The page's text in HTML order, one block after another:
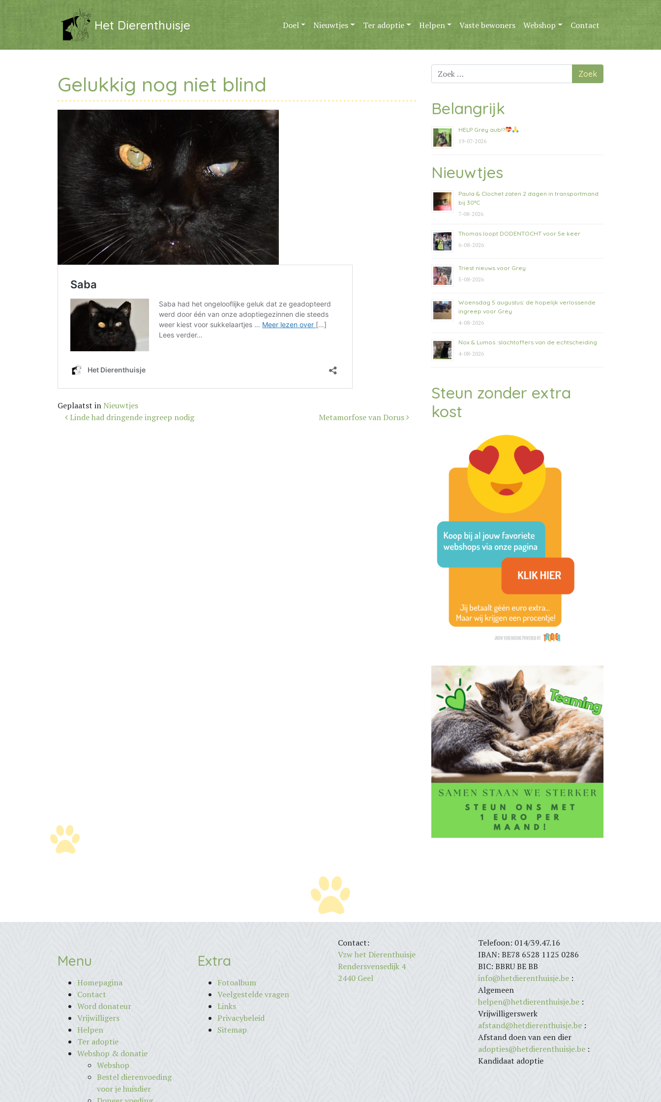
Het Dierenthuisje Doel Nieuwtjes Ter adoptie Helpen Vaste bewoners Webshop Contact
Gelukkig nog niet blind
Geplaatst in Nieuwtjes
Bericht
Linde had dringende ingreep nodig Metamorfose van Dorus
Zoek
naar:
Belangrijk
HELP Grey aub!?
19-07-2026
Nieuwtjes
Paula & Clochet zaten 2 dagen in transportmand
bij 30°C
7-08-2026
Thomas loopt DODENTOCHT voor 5e keer
6-08-2026
Triest nieuws voor Grey
5-08-2026
Woensdag 5 augustus: de hopelijk verlossende
ingreep voor Grey
4-08-2026
Nox & Lumos :slachtoffers van de echtscheiding
4-08-2026
Steun zonder extra
kost
Menu
Homepagina
Contact
Word donateur
Vrijwilligers
Helpen
Ter adoptie
Webshop & donatie
Webshop
Bestel dierenvoeding
voor je huisdier
Extra
Fotoalbum
Veelgestelde vragen
Links
Privacybeleid
Sitemap
Contact:
Vzw het Dierenthuisje
Rendersvensedijk 4
2440 Geel
Telefoon: 014/39.47.16
IBAN: BE78 6528 1125 0286
BIC: BBRU BE BB
info@hetdierenthuisje.be :
Algemeen
helpen@hetdierenthuisje.be :
Vrijwilligerswerk
afstand@hetdierenthuisje.be :
Afstand doen van een dier
adopties@hetdierenthuisje.be :
Kandidaat adoptie